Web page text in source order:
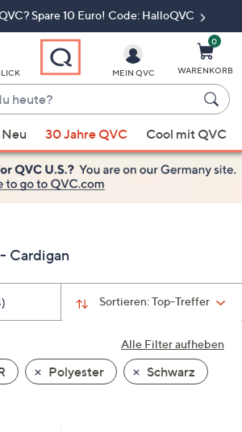
Spare 10 Euro! Code: HalloQVC
MEIN QVC
0
WARENKORB
Neu 30 Jahre QVC Cool mit QVC
Cardigan
Sortieren:Top-Treffer
Alle Filter aufheben
Polyester
Schwarz